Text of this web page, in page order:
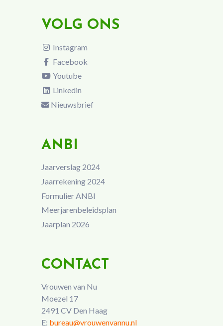
VOLG ONS
Instagram
Facebook
Youtube
Linkedin
Nieuwsbrief
ANBI
Jaarverslag 2024
Jaarrekening 2024
Formulier ANBI
Meerjarenbeleidsplan
Jaarplan 2026
CONTACT
Vrouwen van Nu
Moezel 17
2491 CV Den Haag
E: bureau@vrouwenvannu.nl